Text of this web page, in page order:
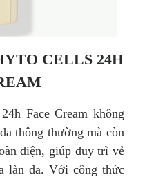
CELLS 24H
Face Cream không
thông thường mà còn
diện, giúp duy trì vẻ
làn da. Với công thức